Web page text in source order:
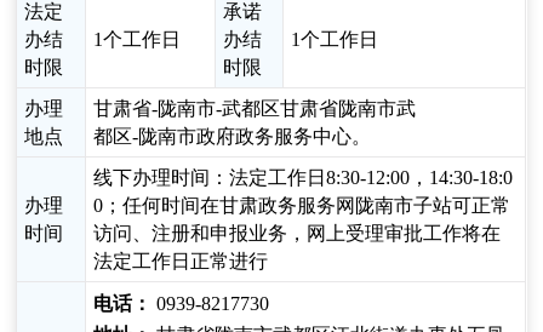
法定
办结
时限
1个工作日
承诺
办结
时限
1个工作日
办理
地点
甘肃省-陇南市-武都区甘肃省陇南市武
都区-陇南市政府政务服务中心。
办理
时间
线下办理时间：法定工作日8:30-12:00，14:30-18:0
0；任何时间在甘肃政务服务网陇南市子站可正常
访问、注册和申报业务，网上受理审批工作将在
法定工作日正常进行
电话： 0939-8217730